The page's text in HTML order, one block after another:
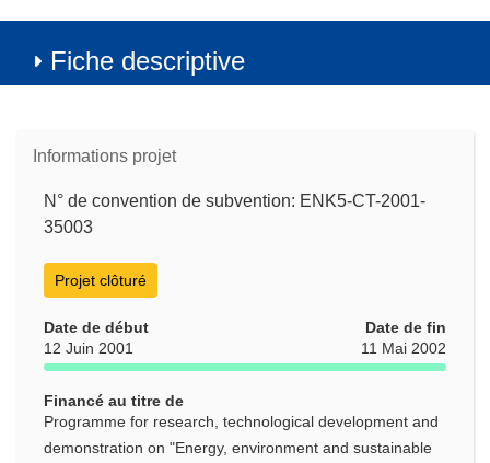
Fiche descriptive
Informations projet
N° de convention de subvention: ENK5-CT-2001-
35003
Projet clôturé
Date de début
12 Juin 2001
Date de fin
11 Mai 2002
Financé au titre de
Programme for research, technological development and
demonstration on "Energy, environment and sustainable